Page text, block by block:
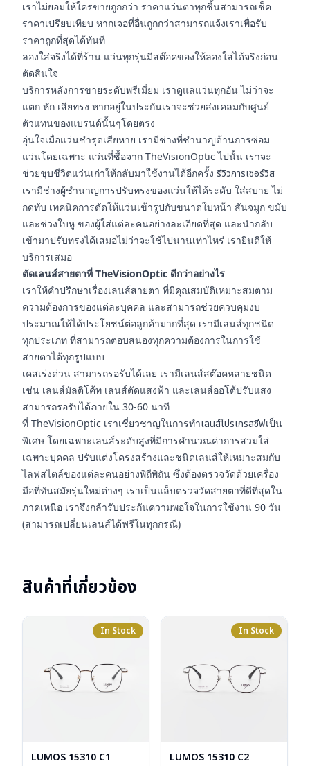
เราไม่ยอมให้ใครขายถูกกว่า ราคาแว่นตาทุกชิ้นสามารถเช็ค
ราคาเปรียบเทียบ หากเจอที่อื่นถูกกว่าสามารถแจ้งเราเพื่อรับ
ราคาถูกที่สุดได้ทันที
ลองใส่จริงได้ที่ร้าน แว่นทุกรุ่นมีสต๊อคของให้ลองใส่ได้จริงก่อน
ตัดสินใจ
บริการหลังการขายระดับพรีเมี่ยม เราดูแลแว่นทุกอัน ไม่ว่าจะ
แตก หัก เสียทรง หากอยู่ในประกันเราจะช่วยส่งเคลมกับศูนย์
ตัวแทนของแบรนด์นั้นๆโดยตรง
อุ่นใจเมื่อแว่นชำรุดเสียหาย เรามีช่างที่ชำนาญด้านการซ่อม
แว่นโดยเฉพาะ แว่นที่ซื้อจาก TheVisionOptic ไปนั้น เราจะ
ช่วยชุบชีวิตแว่นเก่าให้กลับมาใช้งานได้อีกครั้ง รีวิวการเซอร์วิส
เรามีช่างผู้ชำนาญการปรับทรงของแว่นให้ได้ระดับ ใส่สบาย ไม่
กดทับ เทคนิคการดัดให้แว่นเข้ารูปกับขนาดใบหน้า สันจมูก ขมับ
และช่วงใบหู ของผู้ใส่แต่ละคนอย่างละเอียดที่สุด และนำกลับ
เข้ามาปรับทรงได้เสมอไม่ว่าจะใช้ไปนานเท่าไหร่ เรายินดีให้
บริการเสมอ
ตัดเลนส์สายตาที่ TheVisionOptic ดีกว่าอย่างไร
เราให้คำปรึกษาเรื่องเลนส์สายตา ที่มีคุณสมบัติเหมาะสมตาม
ความต้องการของแต่ละบุคคล และสามารถช่วยควบคุมงบ
ประมาณให้ได้ประโยชน์ต่อลูกค้ามากที่สุด เรามีเลนส์ทุกชนิด
ทุกประเภท ที่สามารถตอบสนองทุกความต้องการในการใช้
สายตาได้ทุกรูปแบบ
เคสเร่งด่วน สามารถรอรับได้เลย เรามีเลนส์สต๊อคหลายชนิด
เช่น เลนส์มัลติโค้ท เลนส์ตัดแสงฟ้า และเลนส์ออโต้ปรับแสง
สามารถรอรับได้ภายใน 30-60 นาที
ที่ TheVisionOptic เราเชี่ยวชาญในการทำเลนส์โปรเกรสซีฟเป็น
พิเศษ โดยเฉพาะเลนส์ระดับสูงที่มีการคำนวณค่าการสวมใส่
เฉพาะบุคคล ปรับแต่งโครงสร้างและชนิดเลนส์ให้เหมาะสมกับ
ไลฟสไตล์ของแต่ละคนอย่างพิถีพิถัน ซึ่งต้องตรวจวัดด้วยเครื่อง
มือที่ทันสมัยรุ่นใหม่ต่างๆ เราเป็นแล็บตรวจวัดสายตาที่ดีที่สุดใน
ภาคเหนือ เราจึงกล้ารับประกันความพอใจในการใช้งาน 90 วัน
(สามารถเปลี่ยนเลนส์ได้ฟรีในทุกกรณี)
สินค้าที่เกี่ยวข้อง
In Stock
LUMOS 15310 C1
In Stock
LUMOS 15310 C2